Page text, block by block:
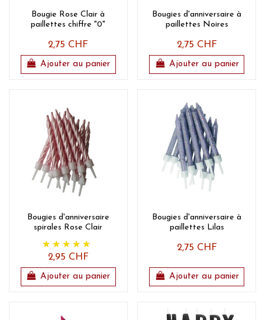
Bougie Rose Clair à
paillettes chiffre "0"
2,75 CHF
Ajouter au panier
Bougies d'anniversaire à
paillettes Noires
2,75 CHF
Ajouter au panier
Bougies d'anniversaire
spirales Rose Clair
2,95 CHF
Ajouter au panier
Bougies d'anniversaire à
paillettes Lilas
2,75 CHF
Ajouter au panier